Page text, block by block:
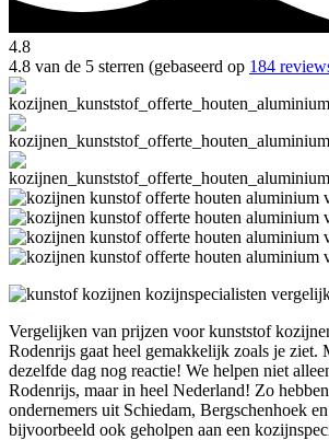
4.8
4.8 van de 5 sterren (gebaseerd op 184
Vergelijken van prijzen voor kunststof
Rodenrijs gaat heel gemakkelijk zoals je ziet.
dezelfde dag nog reactie! We helpen niet
Rodenrijs, maar in heel Nederland! Zo
ondernemers uit Schiedam, Bergschenhoek
bijvoorbeeld ook geholpen aan een